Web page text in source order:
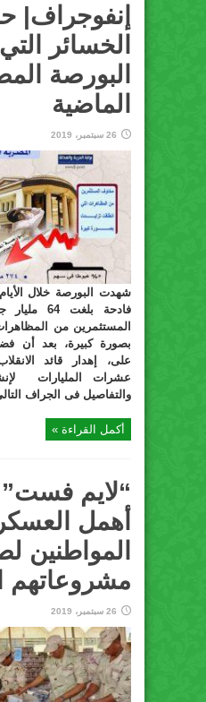
إنفوجراف|
الخسائر
البورصة
الماضية
26 سبتمبر، 2019
شهدت البورصة خلال
فادحة بلغت
المستثمرين من
بصورة كبيرة، بعد أن
على، إهدار قائد
عشرات المليارات
والتفاصيل فى الجراف
أكمل القراءة »
“لايم
أهمل
المواطنين
مشروعاتهم
26 سبتمبر، 2019